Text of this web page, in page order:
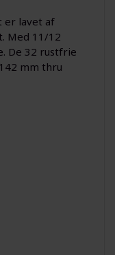
er lavet af
Med 11/12
De 32 rustfrie
mm thru